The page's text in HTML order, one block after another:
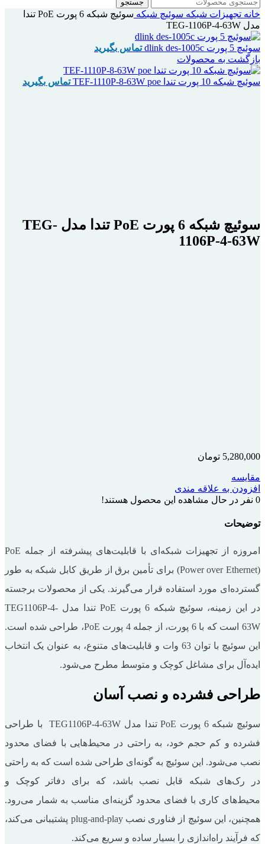
جستجو
خانه تجهیزات شبکه سوئیچ شبکه
سوئیچ شبکه 6 پورت PoE تندا
مدل TEG-1106P-4-63W
سوئیچ 5 پورت dlink des-1005c
تماس بگیرید
بازگشت به محصولات
سوئیچ شبکه 10 پورت تندا TEF-1110P-8-63W poe
تماس بگیرید
سوئیچ شبکه 6 پورت PoE تندا مدل TEG-
1106P-4-63W
5,280,000 تومان
مقایسه
افزودن به علاقه مندی
0 نفر در حال مشاهده این محصول هستند!
توضیحات
امروزه از تجهیزات شبکه‌ای با قابلیت‌های پیشرفته از جمله PoE
(Power over Ethernet) برای تأمین برق از طریق کابل شبکه به طور
گسترده‌ای مورد استفاده قرار می‌گیرند. یکی از محصولات برجسته
در این زمینه، سوئیچ شبکه 6 پورت PoE تندا مدل TEG1106P-4-
63W است که با 6 پورت، از جمله 4 پورت PoE، طراحی شده است.
این سوئیچ با توان 63 وات و قابلیت‌های متنوع، به عنوان یک انتخاب
ایده‌آل برای مشاغل کوچک و متوسط مطرح می‌شود.
طراحی فشرده و نصب آسان
سوئیچ شبکه 6 پورت PoE تندا مدل TEG1106P-4-63W با طراحی
فشرده و کم حجم خود، به راحتی در محیط‌هایی با فضای محدود
نصب می‌شود. این سوئیچ به گونه‌ای طراحی شده است که به راحتی
در رک‌های شبکه قابل نصب باشد، که برای دفاتر کوچک و
محیط‌های کاری با فضای محدود گزینه‌ای مناسب به شمار می‌رود.
همچنین، این سوئیچ از فناوری نصب plug-and-play پشتیبانی می‌کند،
که فرآیند راه‌اندازی را بسیار ساده و سریع می‌کند.